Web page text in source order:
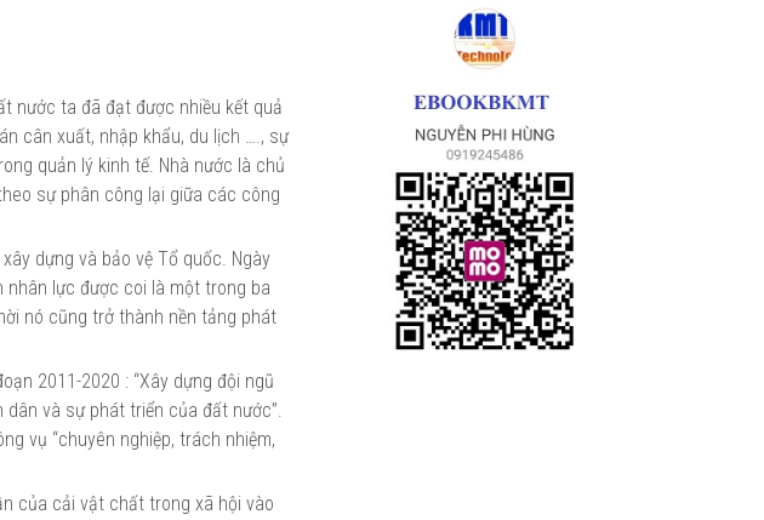
nước ta đã đạt được nhiều kết quả
cân xuất, nhập khẩu, du lịch …., sự
quản lý kinh tế. Nhà nước là chủ
sự phân công lại giữa các công
dựng và bảo vệ Tổ quốc. Ngày
nhân lực được coi là một trong ba
nó cũng trở thành nền tảng phát
2011-2020 : “Xây dựng đội ngũ
và sự phát triển của đất nước”.
vụ “chuyên nghiệp, trách nhiệm,
của cải vật chất trong xã hội vào